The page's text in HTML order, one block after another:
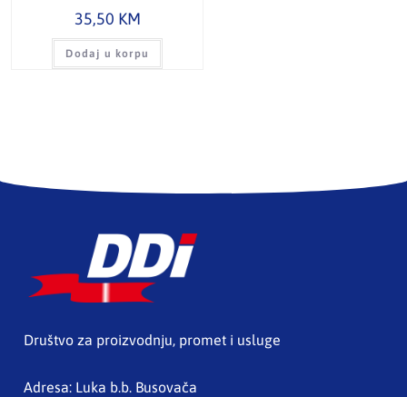
35,50 KM
Dodaj u korpu
Društvo za proizvodnju, promet i usluge
Adresa: Luka b.b. Busovača